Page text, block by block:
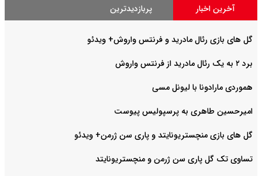
آخرین اخبار پربازدیدترین
گل های بازی رئال مادرید و فرنتس واروش+ ویدئو
برد ۲ به یک رئال مادرید از فرنتس واروش
هموردی مارادونا با لیونل مسی
امیرحسین طاهری به پرسپولیس پیوست
گل های بازی منچستریونایتد و پاری سن ژرمن+ ویدئو
تساوی تک گل پاری سن ژرمن و منچستریونایتد